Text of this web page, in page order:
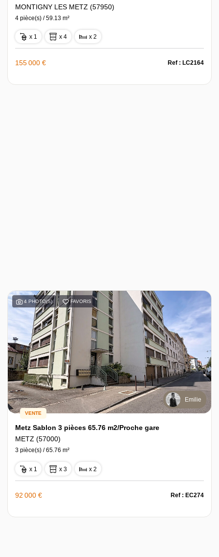
MONTIGNY LES METZ (57950)
4 pièce(s) / 59.13 m²
x 1 x 4 x 2
155 000 € Ref : LC2164
4 PHOTO(S) FAVORIS
Emilie
VENTE
Metz Sablon 3 pièces 65.76 m2/Proche gare
METZ (57000)
3 pièce(s) / 65.76 m²
x 1 x 3 x 2
92 000 € Ref : EC274